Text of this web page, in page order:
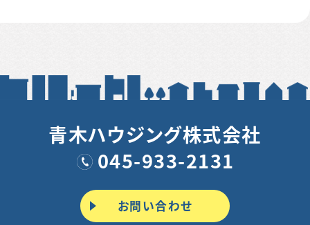
青木ハウジング株式会社
045-933-2131
お問い合わせ